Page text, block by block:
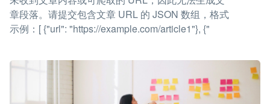
章段落。请提交包含文章 URL 的 JSON 数组，格式
示例：[ {"url": "https://example.com/article1"}, {"